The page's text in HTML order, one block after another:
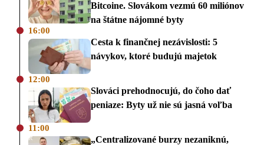
Bitcoine. Slovákom vezmú 60 miliónov
na štátne nájomné byty
16:00
Cesta k finančnej nezávislosti: 5
návykov, ktoré budujú majetok
12:00
Slováci prehodnocujú, do čoho dať
peniaze: Byty už nie sú jasná voľba
11:00
„Centralizované burzy nezaniknú,